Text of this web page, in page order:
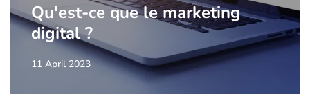
Qu'est-ce que le marketing
digital ?
11 April 2023